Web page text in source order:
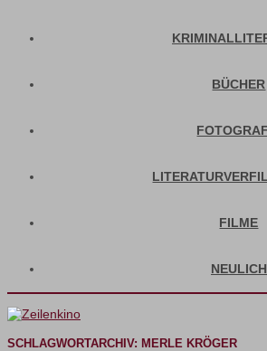
BÜCHER
FILME
NEULICH
SCHLAGWORTARCHIV: MERLE KRÖGER